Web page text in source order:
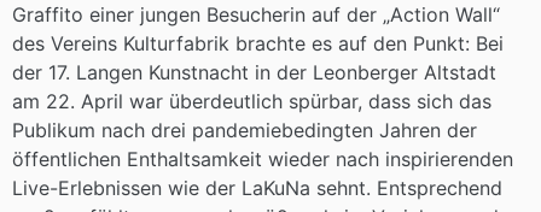
Graffito einer jungen Besucherin auf der „Action Wall“
des Vereins Kulturfabrik brachte es auf den Punkt: Bei
der 17. Langen Kunstnacht in der Leonberger Altstadt
am 22. April war überdeutlich spürbar, dass sich das
Publikum nach drei pandemiebedingten Jahren der
öffentlichen Enthaltsamkeit wieder nach inspirierenden
Live-Erlebnissen wie der LaKuNa sehnt. Entsprechend